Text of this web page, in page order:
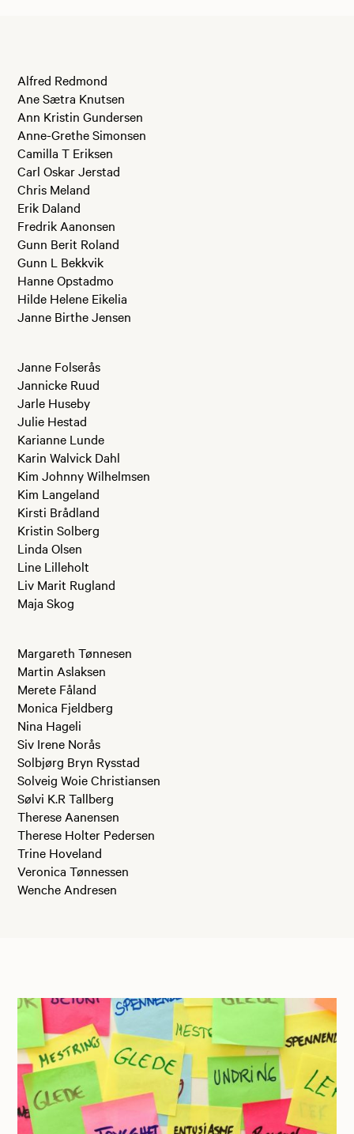
Alfred Redmond
Ane Sætra Knutsen
Ann Kristin Gundersen
Anne-Grethe Simonsen
Camilla T Eriksen
Carl Oskar Jerstad
Chris Meland
Erik Daland
Fredrik Aanonsen
Gunn Berit Roland
Gunn L Bekkvik
Hanne Opstadmo
Hilde Helene Eikelia
Janne Birthe Jensen
Janne Folserås
Jannicke Ruud
Jarle Huseby
Julie Hestad
Karianne Lunde
Karin Walvick Dahl
Kim Johnny Wilhelmsen
Kim Langeland
Kirsti Brådland
Kristin Solberg
Linda Olsen
Line Lilleholt
Liv Marit Rugland
Maja Skog
Margareth Tønnesen
Martin Aslaksen
Merete Fåland
Monica Fjeldberg
Nina Hageli
Siv Irene Norås
Solbjørg Bryn Rysstad
Solveig Woie Christiansen
Sølvi K.R Tallberg
Therese Aanensen
Therese Holter Pedersen
Trine Hoveland
Veronica Tønnessen
Wenche Andresen